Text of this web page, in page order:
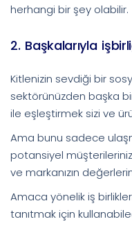
herhangi bir şey olabilir.
2. Başkalarıyla
Kitlenizin sevdiği bir
sektörünüzden başka
ile eşleştirmek sizi ve
Ama bunu sadece
potansiyel
ve markanızın
Amaca yönelik iş
tanıtmak için